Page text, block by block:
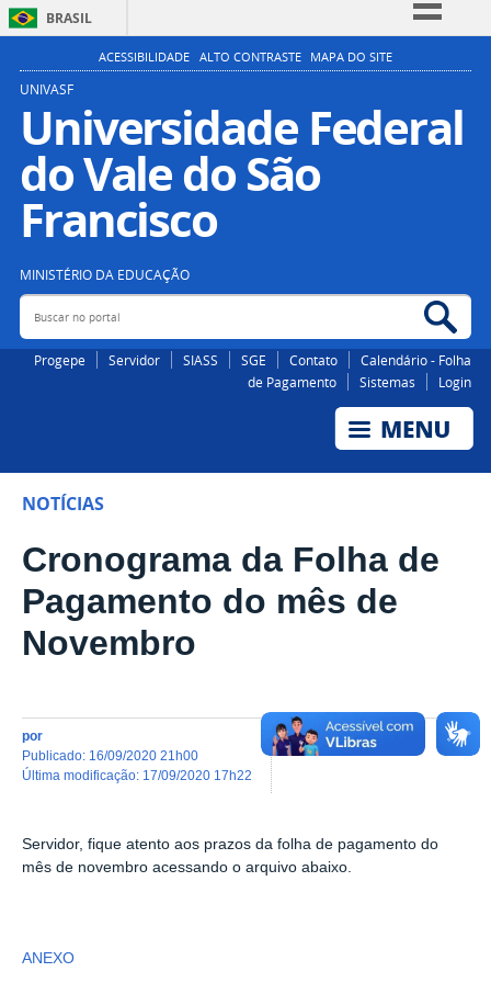
BRASIL
Simplifique!
Participe
Acesso à informação
Legislação
ACESSIBILIDADE ALTO CONTRASTE MAPA DO SITE
UNIVASF
Universidade Federal
do Vale do São
Francisco
MINISTÉRIO DA EDUCAÇÃO
Buscar no portal
Progepe Servidor SIASS SGE Contato
Calendário - Folha
de Pagamento
Sistemas Login
NOTÍCIAS
Cronograma da Folha de
Pagamento do mês de
Novembro
por
publicado: 16/09/2020 21h00
última modificação: 17/09/2020 17h22
Servidor, fique atento aos prazos da folha de pagamento do
mês de novembro acessando o arquivo abaixo.
ANEXO